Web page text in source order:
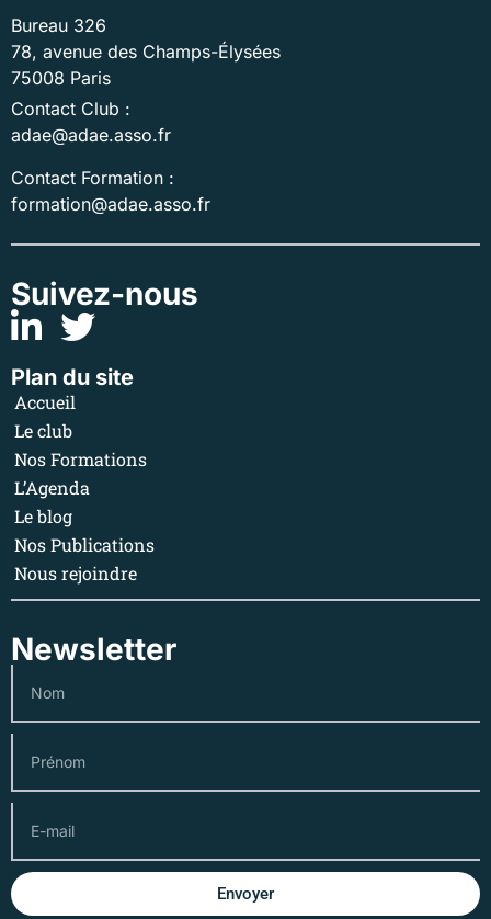
Bureau 326
78, avenue des Champs-Élysées
75008 Paris
Contact Club :
adae@adae.asso.fr
Contact Formation :
formation@adae.asso.fr
Suivez-nous
Plan du site
Accueil
Le club
Nos Formations
L’Agenda
Le blog
Nos Publications
Nous rejoindre
Newsletter
Envoyer